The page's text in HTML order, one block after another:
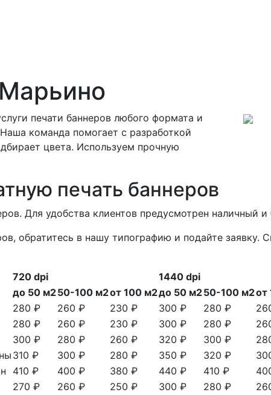
печати баннеров любого формата и
команда помогает с разработкой
цвета. Используем прочную
печать баннеров
Для удобства клиентов предусмотрен наличный и
обратитесь в нашу типографию и подайте заявку.
720 dpi
1440 dpi
до 50 м250-100 м2от 100 м2до 50 м250-100 м2от
280 ₽ 260 ₽ 230 ₽ 300 ₽ 280 ₽
280 ₽ 260 ₽ 230 ₽ 300 ₽ 280 ₽
300 ₽ 280 ₽ 260 ₽ 320 ₽ 300 ₽
310 ₽ 300 ₽ 280 ₽ 350 ₽ 320 ₽
410 ₽ 400 ₽ 380 ₽ 440 ₽ 410 ₽
270 ₽ 260 ₽ 250 ₽ 300 ₽ 280 ₽